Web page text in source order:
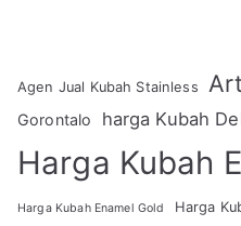
Agen Jual Kubah Stainless
Gorontalo harga Kubah
Harga Kubah
Harga Kubah Enamel Gold Harga